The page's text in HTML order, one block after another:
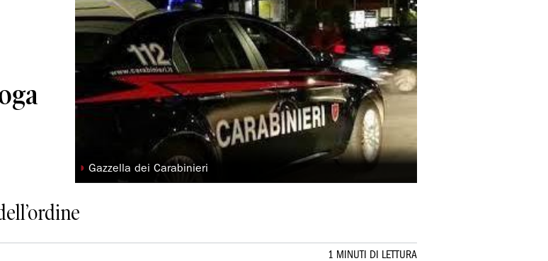
◗ Gazzella dei Carabinieri
1 MINUTI DI LETTURA